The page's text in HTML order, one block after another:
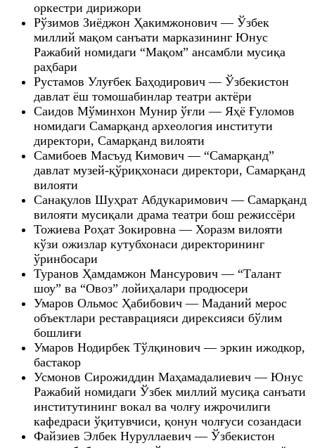
оркестри дирижори
Рўзимов Зиёджон Ҳакимжонович — Ўзбек
миллий мақом санъати марказининг Юнус
Ражабий номидаги “Мақом” ансамбли мусиқа
раҳбари
Рустамов Улуғбек Баҳодирович — Ўзбекистон
давлат ёш томошабинлар театри актёри
Саидов Мўминхон Мунир ўғли — Яҳё Ғуломов
номидаги Самарқанд археология институти
директори, Самарқанд вилояти
Самибоев Масъуд Кимович — “Самарқанд”
давлат музей-қўриқхонаси директори, Самарқанд
вилояти
Санақулов Шуҳрат Абдукаримович — Самарқанд
вилояти мусиқали драма театри бош режиссёри
Тожиева Роҳат Зокировна — Хоразм вилояти
кўзи ожизлар кутубхонаси директорининг
ўринбосари
Туранов Ҳамдамжон Мансурович — “Талант
шоу” ва “Овоз” лойиҳалари продюсери
Умаров Ольмос Ҳабибович — Маданий мерос
объектлари реставрацияси дирексияси бўлим
бошлиғи
Умаров Нодирбек Тўлқинович — эркин ижодкор,
бастакор
Усмонов Сирожиддин Маҳамадалиевич — Юнус
Ражабий номидаги Ўзбек миллий мусиқа санъати
институтининг вокал ва чолғу ижрочилиги
кафедраси ўқитувчиси, қонун чолғуси созандаси
Файзиев Элбек Нуруллаевич — Ўзбекистон